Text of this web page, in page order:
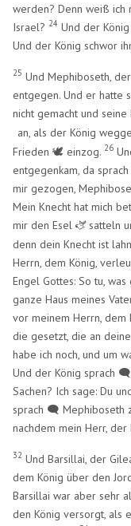
werden? Denn weiß ich
Israel? 24 Und der
Und der König schwor
25 Und Mephiboseth,
entgegen. Und er hatte
nicht gemacht und
an, als der König
Frieden 🕊️ einzog. 26
entgegenkam, da
mir gezogen,
Mein Knecht hat mich
mir den Esel🫏 ​​satteln
denn dein Knecht ist
Herrn, dem König,
Engel Gottes: So tu,
ganze Haus meines
vor meinem Herrn, dem
die gesetzt, die an
habe ich noch, und um
Und der König sprach
Sachen? Ich sage: Du
sprach 🗨️ Mephiboseth
nachdem mein Herr, der
32 Und Barsillai, der
dem König über den
Barsillai war aber sehr
den König versorgt, als